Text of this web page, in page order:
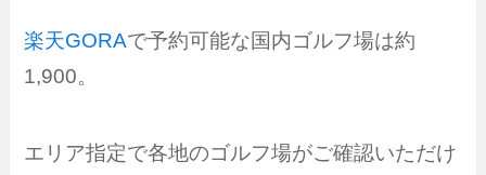
楽天GORAで予約可能な国内ゴルフ場は約
1,900。
エリア指定で各地のゴルフ場がご確認いただけ